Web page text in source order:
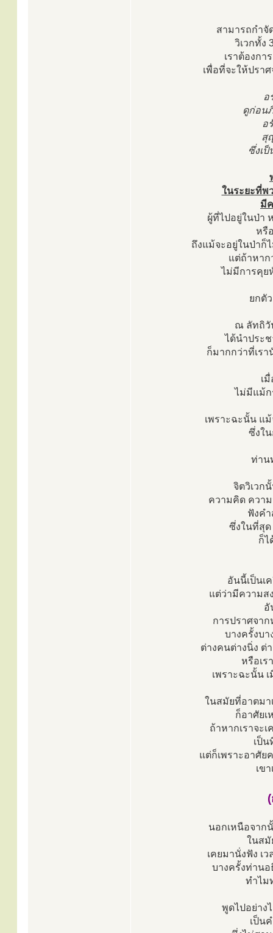
สามารถกำจั
วิเวกทั้ง
เราต้องกา
เพื่อที่จะให้ปรา
อ
ดูก่อน
อ
สุ
ซึ่งเ
ในระยะที่พ
มี
ผู้ที่ไปอยู่ในป่า
หรื
ถึงแม้จะอยู่ในป่าก็
แต่ถ้าหาก
ไม่มีการคุย
ยกตั
ณ ลัทถิวั
ได้นำประ
ก็มากกว่าที่เรา
เ
ไม่มีแม้
เพราะฉะนั้น แ
ซึ่งใ
ท่าน
จิตวิเวก
ความคิด ควา
ฟังค
ซึ่งในที่สุด
ก็ไ
อันนี้เป็นเ
แต่ว่ามีความส
อั
การปราศจา
บางครั้งบา
ต่างคนต่างนิ่ง ต่
หรือเร
เพราะฉะนั้น
ในสมัยที่อาตม
ก็อาศัยเ
ถ้าหากเราจะ
เป็
แต่ก็เพราะอาศั
เข
นอกเหนือจาก
ในสมั
เคยมานั่งฟัง เ
บางครั้งท่าน
ทำไม
พูดไปอย่าง
เป็น